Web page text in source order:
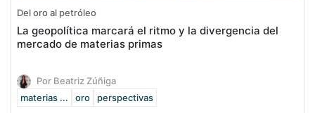
Del oro al petróleo
La geopolítica marcará el ritmo y la divergencia del
mercado de materias primas
Por Beatriz Zúñiga
materias ...
oro perspectivas